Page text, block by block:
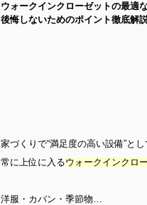
ウォークインクローゼットの最適
後悔しないためのポイント徹底解
家づくりで“満足度の高い設備”とし
常に上位に入るウォークインクロ
洋服・カバン・季節物…